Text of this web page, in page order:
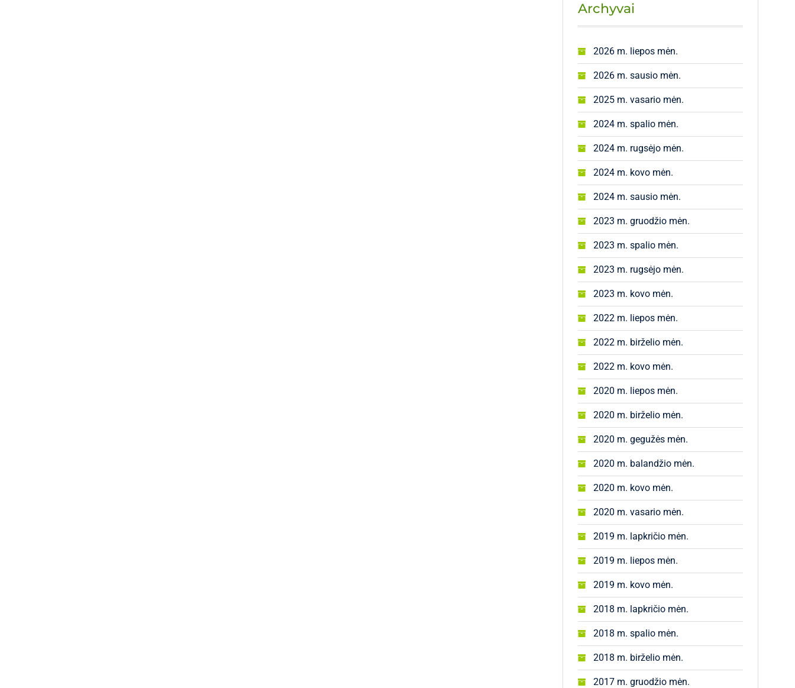
Archyvai
2026 m. liepos mėn.
2026 m. sausio mėn.
2025 m. vasario mėn.
2024 m. spalio mėn.
2024 m. rugsėjo mėn.
2024 m. kovo mėn.
2024 m. sausio mėn.
2023 m. gruodžio mėn.
2023 m. spalio mėn.
2023 m. rugsėjo mėn.
2023 m. kovo mėn.
2022 m. liepos mėn.
2022 m. birželio mėn.
2022 m. kovo mėn.
2020 m. liepos mėn.
2020 m. birželio mėn.
2020 m. gegužės mėn.
2020 m. balandžio mėn.
2020 m. kovo mėn.
2020 m. vasario mėn.
2019 m. lapkričio mėn.
2019 m. liepos mėn.
2019 m. kovo mėn.
2018 m. lapkričio mėn.
2018 m. spalio mėn.
2018 m. birželio mėn.
2017 m. gruodžio mėn.